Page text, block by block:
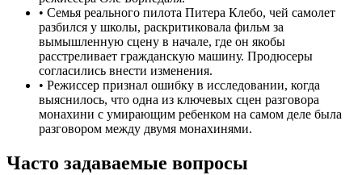
• Семья реального пилота Питера Клебо, чей самолет
разбился у школы, раскритиковала фильм за
вымышленную сцену в начале, где он якобы
расстреливает гражданскую машину. Продюсеры
согласились внести изменения.
• Режиссер признал ошибку в исследовании, когда
выяснилось, что одна из ключевых сцен разговора
монахини с умирающим ребенком на самом деле была
разговором между двумя монахинями.
Часто задаваемые вопросы